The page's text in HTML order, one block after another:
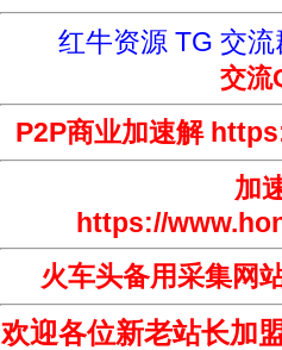
红牛资源 TG 交流
交流
P2P商业加速解
加
https://
火车头备用采集网
欢迎各位新老站长加